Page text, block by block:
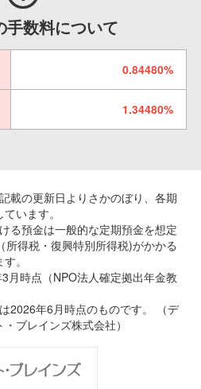
手数料について
0.84480%
1.34480%
載の更新日よりさかのぼり、各期
います。
る預金は一般的な定期預金を想定
所得税・復興特別所得税)がかかる
。
月時点（NPO法人確定拠出年金教
2026年6月時点のものです。 （デ
ブレインズ株式会社）